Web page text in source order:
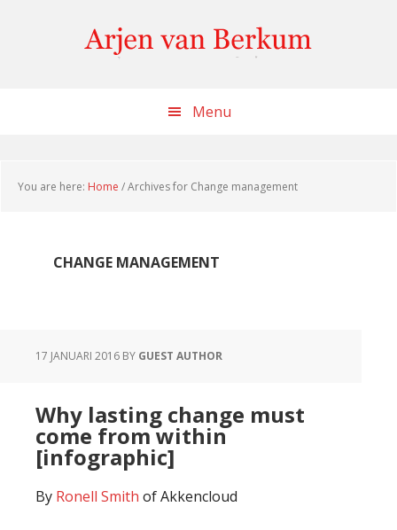
Menu
You are here: Home /Archives for Change management
CHANGE MANAGEMENT
17 JANUARI 2016 BY GUEST AUTHOR
Why lasting change must
come from within
[infographic]
By Ronell Smith of Akkencloud